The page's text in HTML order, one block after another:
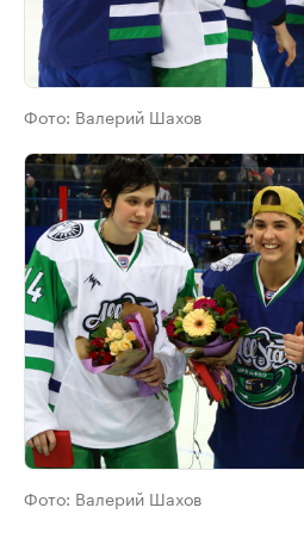
Фото: Валерий Шахов
Фото: Валерий Шахов